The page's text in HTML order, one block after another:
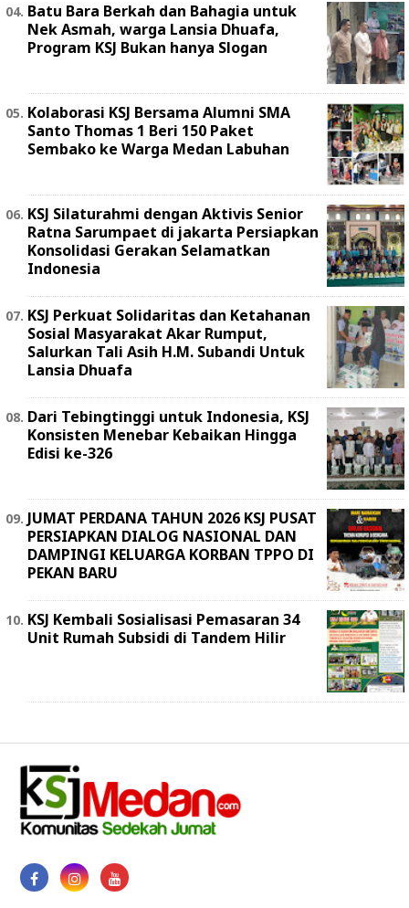
Batu Bara Berkah dan Bahagia untuk
Nek Asmah, warga Lansia Dhuafa,
Program KSJ Bukan hanya Slogan
Kolaborasi KSJ Bersama Alumni SMA
Santo Thomas 1 Beri 150 Paket
Sembako ke Warga Medan Labuhan
KSJ Silaturahmi dengan Aktivis Senior
Ratna Sarumpaet di jakarta Persiapkan
Konsolidasi Gerakan Selamatkan
Indonesia
KSJ Perkuat Solidaritas dan Ketahanan
Sosial Masyarakat Akar Rumput,
Salurkan Tali Asih H.M. Subandi Untuk
Lansia Dhuafa
Dari Tebingtinggi untuk Indonesia, KSJ
Konsisten Menebar Kebaikan Hingga
Edisi ke-326
JUMAT PERDANA TAHUN 2026 KSJ PUSAT
PERSIAPKAN DIALOG NASIONAL DAN
DAMPINGI KELUARGA KORBAN TPPO DI
PEKAN BARU
KSJ Kembali Sosialisasi Pemasaran 34
Unit Rumah Subsidi di Tandem Hilir